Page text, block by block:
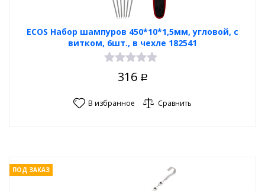
ECOS Набор шампуров 450*10*1,5мм, угловой, с
витком, 6шт., в чехле 182541
316 Р
В избранное Сравнить
ПОД ЗАКАЗ